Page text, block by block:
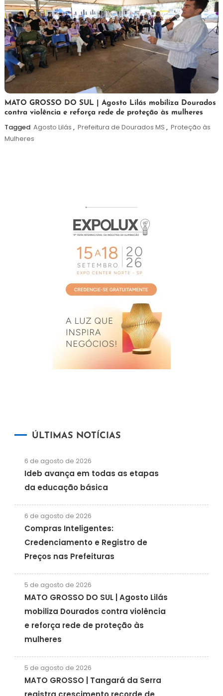
5
de
agosto
de
Maurilio
MATO GROSSO DO SUL | Agosto Lilás mobiliza Dourados
contra violência e reforça rede de proteção às mulheres
Tagged Agosto Lilás , Prefeitura de Dourados MS , Proteção às
Mulheres
ÚLTIMAS NOTÍCIAS
6 de agosto de 2026
Ideb avança em todas as etapas
da educação básica
6 de agosto de 2026
Compras Inteligentes:
Credenciamento e Registro de
Preços nas Prefeituras
5 de agosto de 2026
MATO GROSSO DO SUL | Agosto Lilás
mobiliza Dourados contra violência
e reforça rede de proteção às
mulheres
5 de agosto de 2026
MATO GROSSO | Tangará da Serra